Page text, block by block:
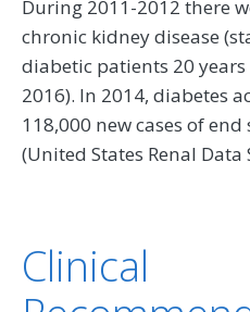
During 2011-2012 there
chronic kidney disease
diabetic patients 20
2016). In 2014, diabetes
118,000 new cases of
(United States Renal Data
Clinical